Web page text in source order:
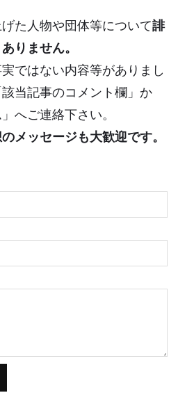
た人物や団体等について誹
りません。
ではない内容等がありまし
当記事のコメント欄」か
へご連絡下さい。
メッセージも大歓迎です。